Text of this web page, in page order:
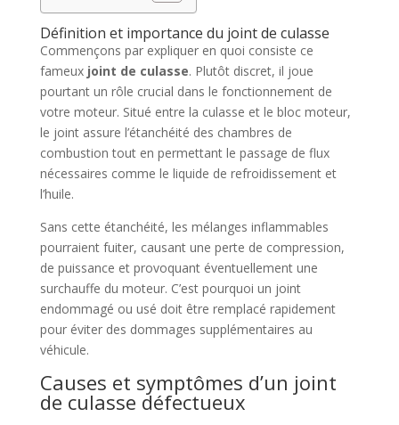
Définition et importance du joint de culasse
Commençons par expliquer en quoi consiste ce
fameux joint de culasse. Plutôt discret, il joue
pourtant un rôle crucial dans le fonctionnement de
votre moteur. Situé entre la culasse et le bloc moteur,
le joint assure l’étanchéité des chambres de
combustion tout en permettant le passage de flux
nécessaires comme le liquide de refroidissement et
l’huile.
Sans cette étanchéité, les mélanges inflammables
pourraient fuiter, causant une perte de compression,
de puissance et provoquant éventuellement une
surchauffe du moteur. C’est pourquoi un joint
endommagé ou usé doit être remplacé rapidement
pour éviter des dommages supplémentaires au
véhicule.
Causes et symptômes d’un joint
de culasse défectueux